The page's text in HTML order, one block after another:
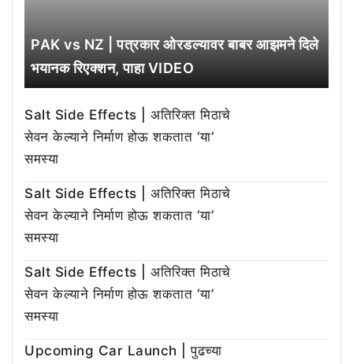
PAK vs NZ | पत्रकार ओरडल्यावर बाबर आझमने दिले
भयानक रिएक्शन, पाहा VIDEO
Salt Side Effects | अतिरिक्त मिठाचे
सेवन केल्याने निर्माण होऊ शकतात ‘या’
समस्या
Salt Side Effects | अतिरिक्त मिठाचे
सेवन केल्याने निर्माण होऊ शकतात ‘या’
समस्या
Salt Side Effects | अतिरिक्त मिठाचे
सेवन केल्याने निर्माण होऊ शकतात ‘या’
समस्या
Upcoming Car Launch | पुढच्या